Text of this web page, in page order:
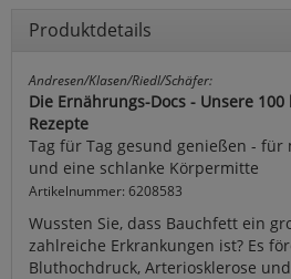
Produktdetails
Andresen/Klasen/Riedl/Schäfer:
Die Ernährungs-Docs - Unsere
Rezepte
Tag für Tag gesund genießen -
und eine schlanke Körpermitte
Artikelnummer: 6208583
Wussten Sie, dass Bauchfett ein
zahlreiche Erkrankungen ist? Es
Bluthochdruck, Arteriosklerose